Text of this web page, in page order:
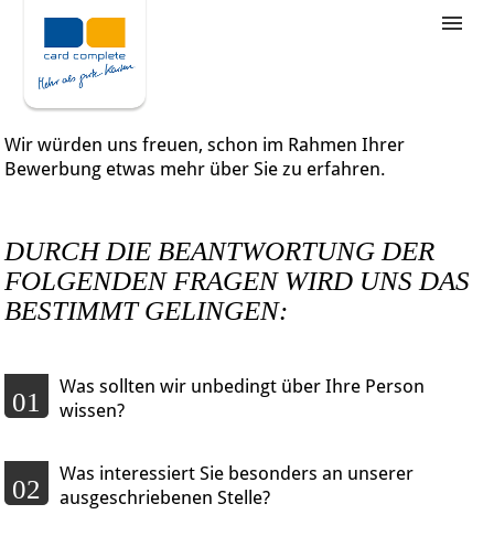
Stellenangebote
Unternehmensziele
Was wir bieten
Wir würden uns freuen, schon im Rahmen Ihrer
Bewerbung etwas mehr über Sie zu erfahren.
DURCH DIE BEANTWORTUNG DER
FOLGENDEN FRAGEN WIRD UNS DAS
BESTIMMT GELINGEN:
01
Was sollten wir unbedingt über Ihre Person
wissen?
02
Was interessiert Sie besonders an unserer
ausgeschriebenen Stelle?